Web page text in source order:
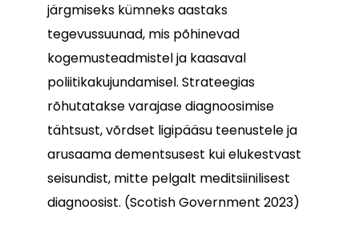
järgmiseks kümneks aastaks
tegevussuunad, mis põhinevad
kogemusteadmistel ja kaasaval
poliitikakujundamisel. Strateegias
rõhutatakse varajase diagnoosimise
tähtsust, võrdset ligipääsu teenustele ja
arusaama dementsusest kui elukestvast
seisundist, mitte pelgalt meditsiinilisest
diagnoosist. (Scotish Government 2023)